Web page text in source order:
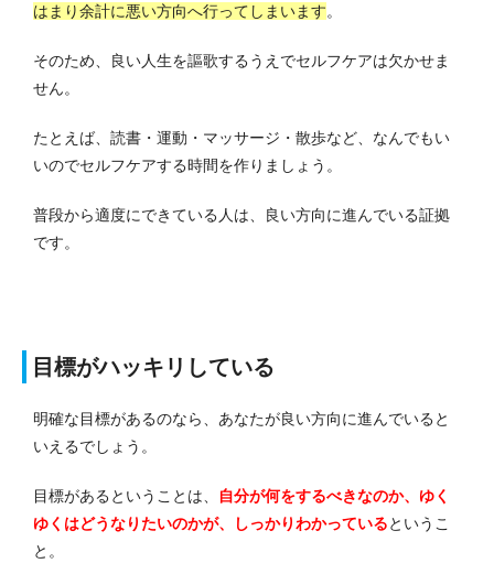
はまり余計に悪い方向へ行ってしまいます。
そのため、良い人生を謳歌するうえでセルフケアは欠かせま
せん。
たとえば、読書・運動・マッサージ・散歩など、なんでもい
いのでセルフケアする時間を作りましょう。
普段から適度にできている人は、良い方向に進んでいる証拠
です。
目標がハッキリしている
明確な目標があるのなら、あなたが良い方向に進んでいると
いえるでしょう。
目標があるということは、
自分が何をするべきなのか、ゆく
ゆくはどうなりたいのかが、しっかりわかっているというこ
と。